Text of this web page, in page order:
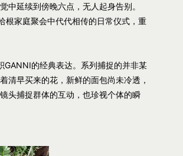
延续到傍晚六点，无人起身告别。
家庭聚会中代代相传的日常仪式，重
的经典表达。系列捕捉的并非某
清早买来的花，新鲜的面包尚未冷透，
头捕捉群体的互动，也珍视个体的瞬